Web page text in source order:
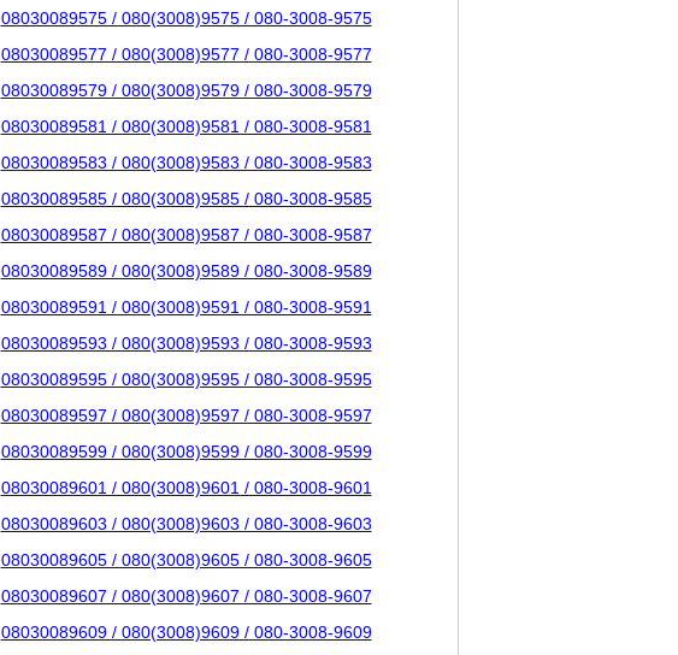
08030089575 / 080(3008)9575 / 080-3008-9575
08030089577 / 080(3008)9577 / 080-3008-9577
08030089579 / 080(3008)9579 / 080-3008-9579
08030089581 / 080(3008)9581 / 080-3008-9581
08030089583 / 080(3008)9583 / 080-3008-9583
08030089585 / 080(3008)9585 / 080-3008-9585
08030089587 / 080(3008)9587 / 080-3008-9587
08030089589 / 080(3008)9589 / 080-3008-9589
08030089591 / 080(3008)9591 / 080-3008-9591
08030089593 / 080(3008)9593 / 080-3008-9593
08030089595 / 080(3008)9595 / 080-3008-9595
08030089597 / 080(3008)9597 / 080-3008-9597
08030089599 / 080(3008)9599 / 080-3008-9599
08030089601 / 080(3008)9601 / 080-3008-9601
08030089603 / 080(3008)9603 / 080-3008-9603
08030089605 / 080(3008)9605 / 080-3008-9605
08030089607 / 080(3008)9607 / 080-3008-9607
08030089609 / 080(3008)9609 / 080-3008-9609